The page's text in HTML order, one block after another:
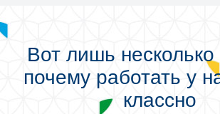
Вот лишь
почему работать у
классно